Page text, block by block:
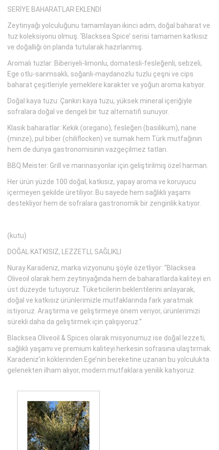
SERİYE BAHARATLAR EKLENDİ
Zeytinyağı yolculuğunu tamamlayan ikinci adım, doğal baharat ve
tuz koleksiyonu olmuş. ‘Blacksea Spice’ serisi tamamen katkısız
ve doğallığı ön planda tutularak hazırlanmış.
Aromalı tuzlar: Biberiyeli-limonlu, domatesli-fesleğenli, sebzeli,
Ege otlu-sarımsaklı, soğanlı-maydanozlu tuzlu çeşni ve cips
baharat çeşitleriyle yemeklere karakter ve yoğun aroma katıyor.
Doğal kaya tuzu: Çankırı kaya tuzu, yüksek mineral içeriğiyle
sofralara doğal ve dengeli bir tuz alternatifi sunuyor.
Klasik baharatlar: Kekik (oregano), fesleğen (basilikum), nane
(minze), pul biber (chiliflocken) ve sumak hem Türk mutfağının
hem de dünya gastronomisinin vazgeçilmez tatları.
BBQ Meister: Grill ve marinasyonlar için geliştirilmiş özel harman.
Her ürün yüzde 100 doğal, katkısız, yapay aroma ve koruyucu
içermeyen şekilde üretiliyor. Bu sayede hem sağlıklı yaşamı
destekliyor hem de sofralara gastronomik bir zenginlik katıyor.
(kutu)
DOĞAL KATKISIZ, LEZZETLİ, SAĞLIKLI
Nuray Karadeniz, marka vizyonunu şöyle özetliyor: “Blacksea
Oliveoil olarak hem zeytinyağında hem de baharatlarda kaliteyi en
üst düzeyde tutuyoruz. Tüketicilerin beklentilerini anlayarak,
doğal ve katkısız ürünlerimizle mutfaklarında fark yaratmak
istiyoruz. Araştırma ve geliştirmeye önem veriyor, ürünlerimizi
sürekli daha da geliştirmek için çalışıyoruz.”
Blacksea Oliveoil & Spices olarak misyonumuz ise doğal lezzeti,
sağlıklı yaşamı ve premium kaliteyi herkesin sofrasına ulaştırmak.
Karadeniz’in köklerinden Ege’nin bereketine uzanan bu yolculukta
gelenekten ilham alıyor, modern mutfaklara yenilik katıyoruz.